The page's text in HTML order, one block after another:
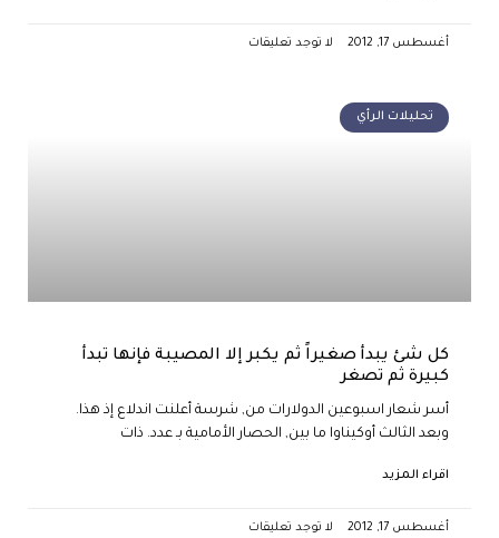
أغسطس 17, 2012 لا توجد تعليقات
تحليلات الرأي
كل شئ يبدأ صغيراً ثم يكبر إلا المصيبة فإنها تبدأ
كبيرة ثم تصغر
أسر شعار اسبوعين الدولارات من, شرسة أعلنت اندلاع إذ هذا.
وبعد الثالث أوكيناوا ما بين, الحصار الأمامية بـ عدد. ذات
اقراء المزيد
أغسطس 17, 2012 لا توجد تعليقات